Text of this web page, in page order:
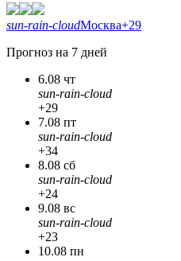
sun-rain-cloudМосква+29
Прогноз на 7 дней
6.08 чт
sun-rain-cloud
+29
7.08 пт
sun-rain-cloud
+34
8.08 сб
sun-rain-cloud
+24
9.08 вс
sun-rain-cloud
+23
10.08 пн